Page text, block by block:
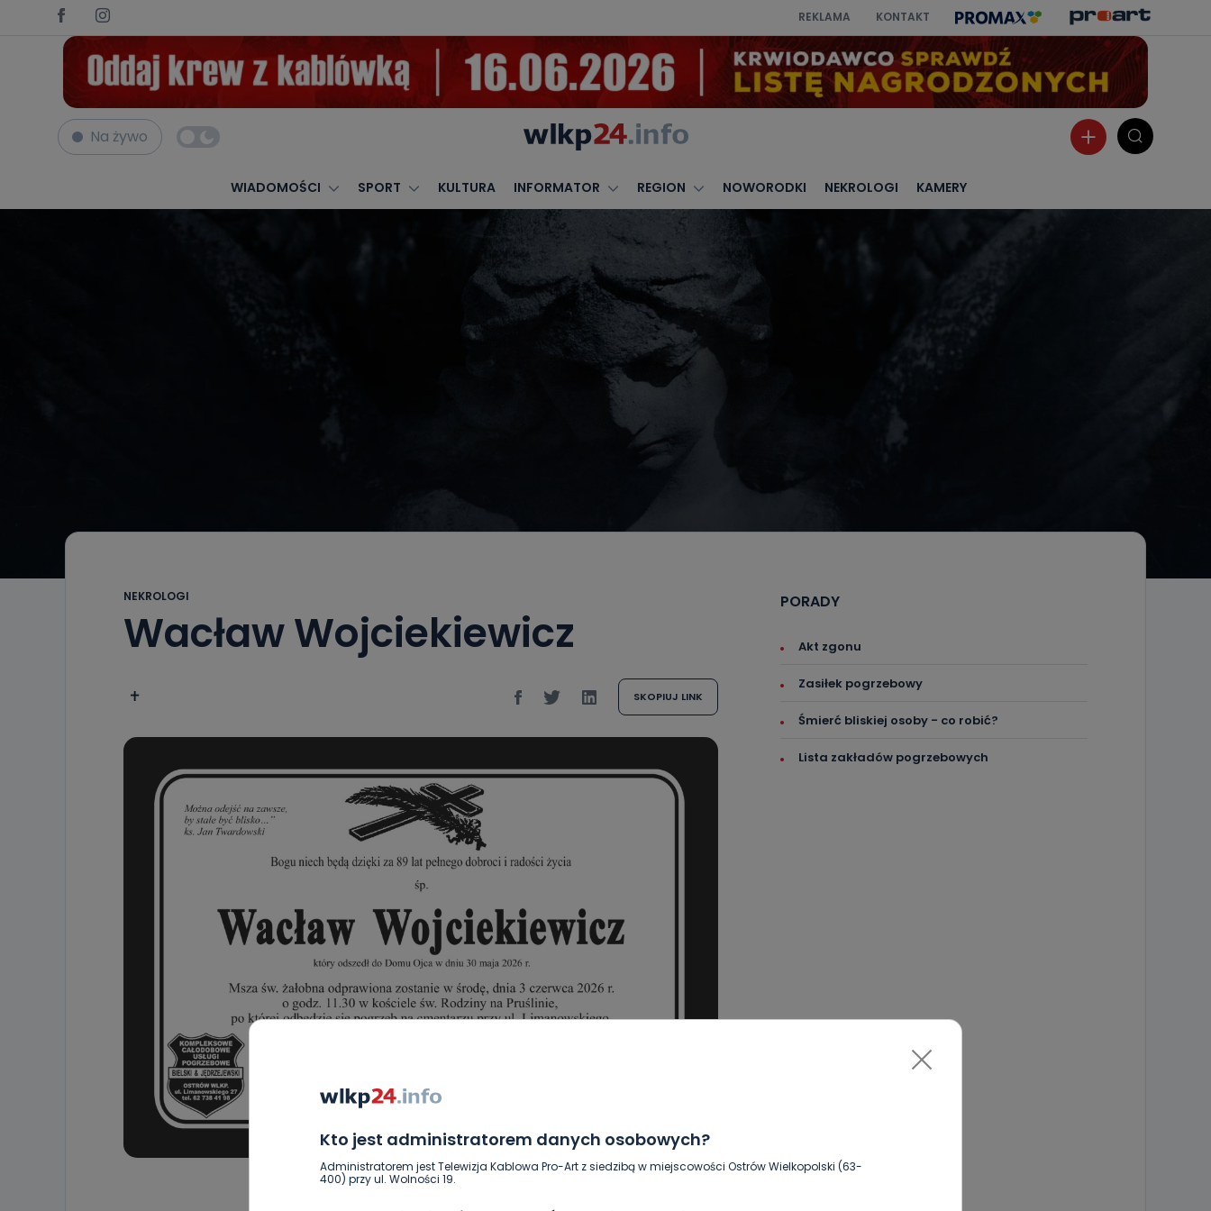
REKLAMA KONTAKT
Na żywo
WIADOMOŚCI SPORT KULTURA INFORMATOR REGION NOWORODKI NEKROLOGI KAMERY
Strona główna
Kto jest administratorem danych osobowych?
Administratorem jest Telewizja Kablowa Pro-Art z siedzibą w miejscowości Ostrów Wielkopolski (63-
400) przy ul. Wolności 19.
NEKROLOGI
Wacław Wojciekiewicz
SKOPIUJ LINK
PORADY
Akt zgonu
Zasiłek pogrzebowy
Śmierć bliskiej osoby - co robić?
Lista zakładów pogrzebowych